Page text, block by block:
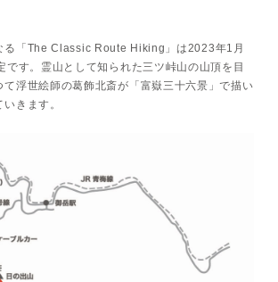
る「The Classic Route Hiking」は2023年1月
です。霊山として知られた三ツ峠山の山頂を目
て浮世絵師の葛飾北斎が「富嶽三十六景」で描い
きます。